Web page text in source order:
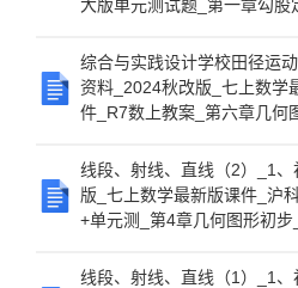
大版单元测试题_第一章勾股
综合与实践设计学校田径运
资料_2024秋改版_七上数学
件_R7数上教案_第六章几何
线段、射线、直线（2）_1
版_七上数学最新版课件_沪
+单元测_第4章几何图形初步
线段、射线、直线（1）_1